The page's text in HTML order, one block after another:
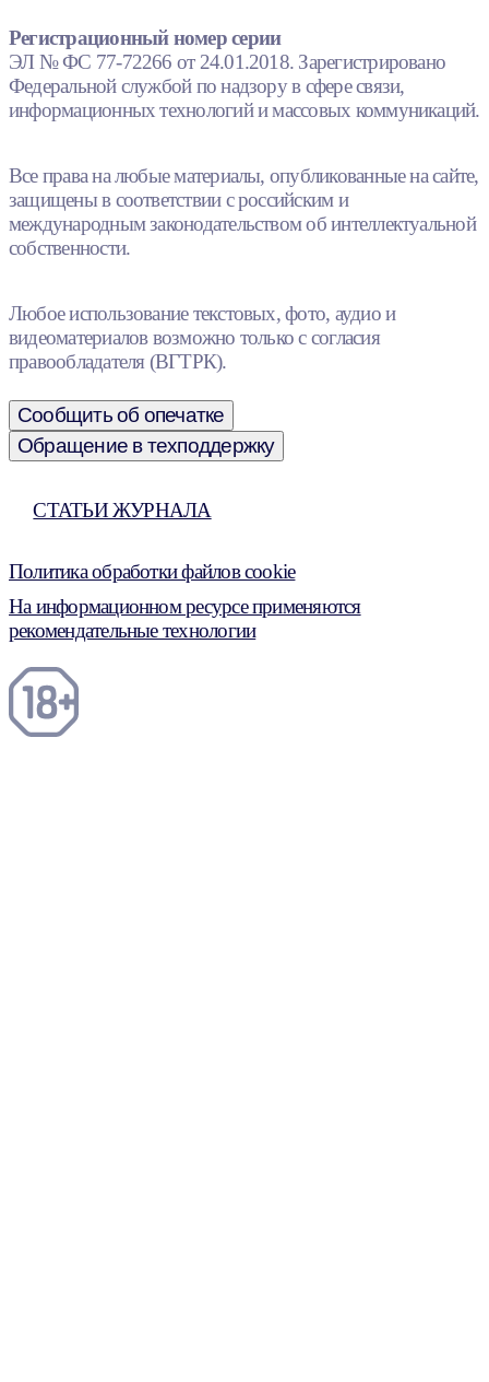
Регистрационный номер серии
ЭЛ № ФС 77-72266 от 24.01.2018. Зарегистрировано
Федеральной службой по надзору в сфере связи,
информационных технологий и массовых коммуникаций.
Все права на любые материалы, опубликованные на сайте,
защищены в соответствии с российским и
международным законодательством об интеллектуальной
собственности.
Любое использование текстовых, фото, аудио и
видеоматериалов возможно только с согласия
правообладателя (ВГТРК).
Сообщить об опечатке
Обращение в техподдержку
СТАТЬИ ЖУРНАЛА
Политика обработки файлов cookie
На информационном ресурсе применяются
рекомендательные технологии